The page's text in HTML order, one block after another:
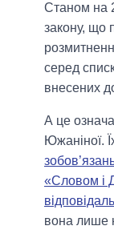
Станом на
закону, що
серед
внесених
А це
Южаніної.
«Словом і
вона лише